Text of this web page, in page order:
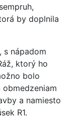
by doplnila
s nápadom
ktorý ho
bolo
a namiesto
R1.